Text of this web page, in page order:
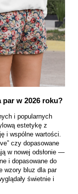
w 2026 roku?
i popularnych
estetykę z
i wspólne wartości.
czy dopasowane
w nowej odsłonie —
i dopasowane do
wzory bluz dla par
świetnie i